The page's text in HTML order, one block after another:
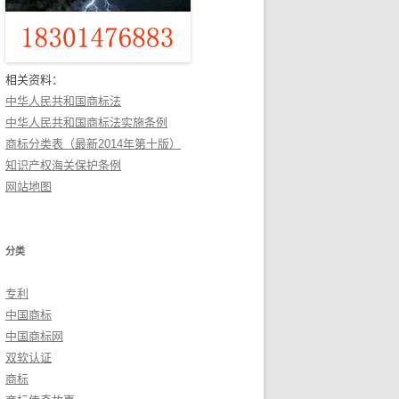
相关资料：
中华人民共和国商标法
中华人民共和国商标法实施条例
商标分类表（最新2014年第十版）
知识产权海关保护条例
网站地图
分类
专利
中国商标
中国商标网
双软认证
商标